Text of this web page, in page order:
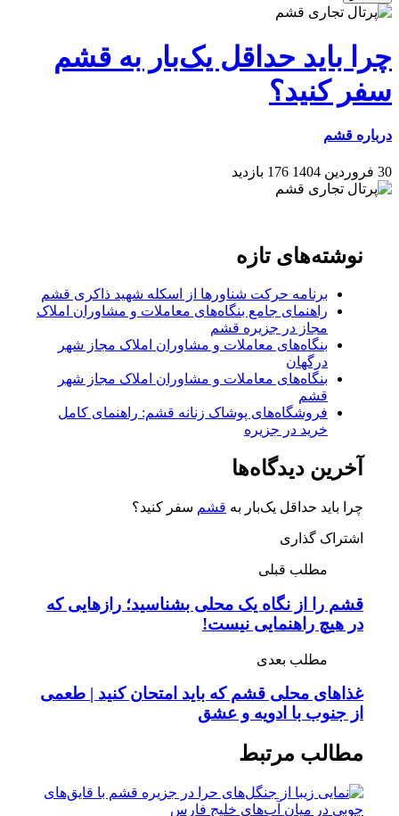
چرا باید حداقل یک‌بار به قشم
سفر کنید؟
درباره قشم
30 فروردین 1404 176 بازدید
نوشته‌های تازه
برنامه حرکت شناورها از اسکله شهید ذاکری قشم
راهنمای جامع بنگاه‌های معاملات و مشاوران املاک
مجاز در جزیره قشم
بنگاه‌های معاملات و مشاوران املاک مجاز شهر
درگهان
بنگاه‌های معاملات و مشاوران املاک مجاز شهر
قشم
فروشگاه‌های پوشاک زنانه قشم: راهنمای کامل
خرید در جزیره
آخرین دیدگاه‌ها
چرا باید حداقل یک‌بار به قشم سفر کنید؟
اشتراک گذاری
مطلب قبلی
قشم را از نگاه یک محلی بشناسید؛ رازهایی که
در هیچ راهنمایی نیست!
مطلب بعدی
غذاهای محلی قشم که باید امتحان کنید | طعمی
از جنوب با ادویه و عشق
مطالب مرتبط